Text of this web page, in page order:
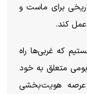
برای ماست و
کند.
که غربی‌ها راه
بومی متعلق به خود
هویت‌بخشی